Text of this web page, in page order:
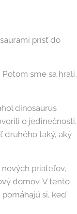
prísť do
sme sa hrali,
dinosaurus
o jedinečnosti.
druhého taký, aký
priateľov,
domov. V tento
si, keď